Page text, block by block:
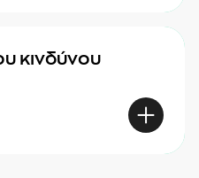
κινδύνου